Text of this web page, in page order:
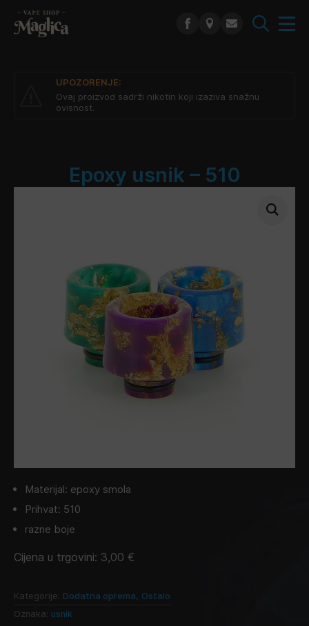
UPOZORENJE:
Ovaj proizvod sadrži nikotin koji izaziva snažnu
ovisnost.
Epoxy usnik – 510
Materijal: epoxy smola
Prihvat: 510
razne boje
Cijena u trgovini: 3,00 €
Kategorije: Dodatna oprema Ostalo
Oznaka: usnik